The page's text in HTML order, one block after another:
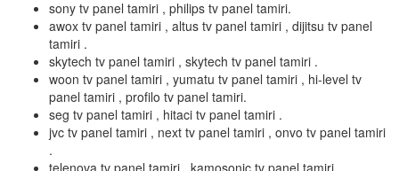
sony tv panel tamiri , philips tv panel tamiri.
awox tv panel tamiri , altus tv panel tamiri , dijitsu tv panel
tamiri .
skytech tv panel tamiri , skytech tv panel tamiri .
woon tv panel tamiri , yumatu tv panel tamiri , hi-level tv
panel tamiri , profilo tv panel tamiri.
seg tv panel tamiri , hitaci tv panel tamiri .
jvc tv panel tamiri , next tv panel tamiri , onvo tv panel tamiri
.